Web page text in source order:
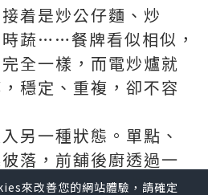
着是炒公仔麵、炒
蔬……餐牌看似相似，
全一樣，而電炒爐就
穩定、重複，卻不容
另一種狀態。單點、
落，前舖後廚透過一
那裡出去，空碟又從
來改善您的網站體驗，請確定